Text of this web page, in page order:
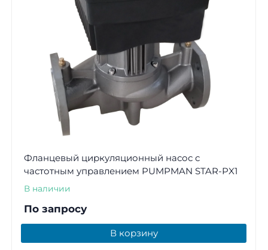
Фланцевый циркуляционный насос с
частотным управлением PUMPMAN STAR-PX1
В наличии
По запросу
В корзину